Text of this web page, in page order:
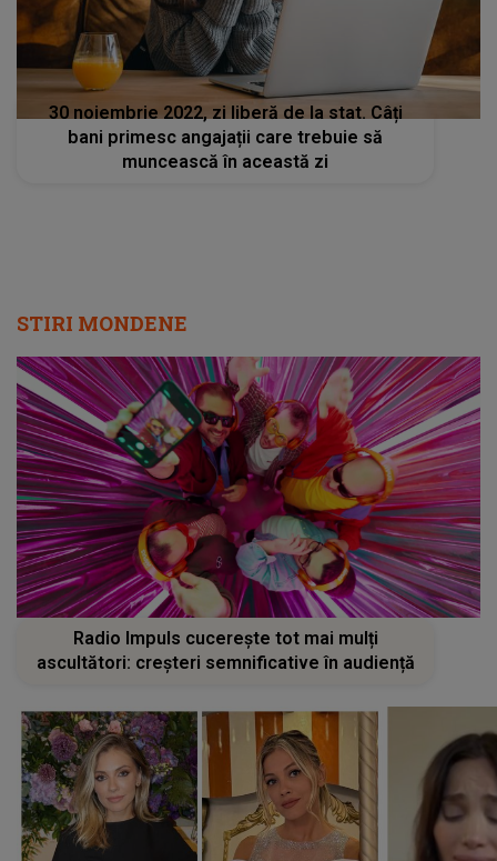
30 noiembrie 2022, zi liberă de la stat. Câți
bani primesc angajații care trebuie să
muncească în această zi
STIRI MONDENE
Radio Impuls cucerește tot mai mulți
ascultători: creșteri semnificative în audiență